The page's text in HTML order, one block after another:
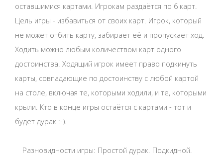
оставшимися картами. Игрокам раздаётся по 6 карт.
Цель игры - избавиться от своих карт. Игрок, который
не может отбить карту, забирает её и пропускает ход.
Ходить можно любым количеством карт одного
достоинства. Ходящий игрок имеет право подкинуть
карты, совпадающие по достоинству с любой картой
на столе, включая те, которыми ходили, и те, которыми
крыли. Кто в конце игры остаётся с картами - тот и
будет дурак :-).
Разновидности игры: Простой дурак. Подкидной.